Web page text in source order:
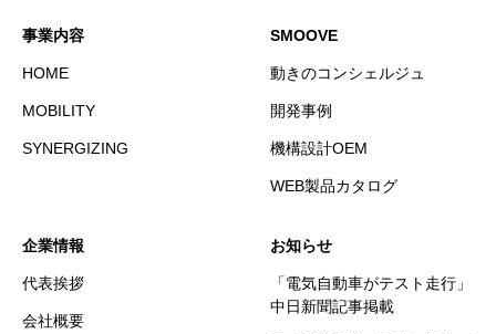
事業内容
HOME
MOBILITY
SYNERGIZING
SMOOVE
動きのコンシェルジュ
開発事例
機構設計OEM
WEB製品カタログ
企業情報
代表挨拶
会社概要
お知らせ
「電気自動車がテスト走行」
中日新聞記事掲載